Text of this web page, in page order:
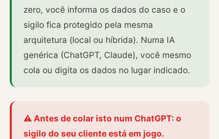
zero, você informa os dados do caso e o
sigilo fica protegido pela mesma
arquitetura (local ou híbrida). Numa IA
genérica (ChatGPT, Claude), você mesmo
cola ou digita os dados no lugar indicado.
⚠️ Antes de colar isto num ChatGPT: o
sigilo do seu cliente está em jogo.